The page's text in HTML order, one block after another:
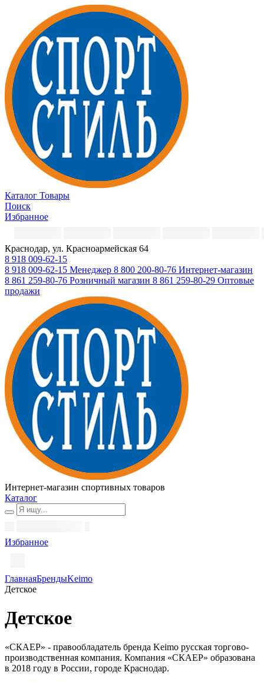
Каталог Товары
Поиск
Избранное
Краснодар, ул. Красноармейская 64
8 918 009-62-15
8 918 009-62-15 Менеджер 8 800 200-80-76 Интернет-магазин
8 861 259-80-76 Розничный магазин 8 861 259-80-29 Оптовые
продажи
Интернет-магазин спортивных товаров
Каталог
Избранное
ГлавнаяБрендыKeimo
Детское
Детское
«СКАЕР» - правообладатель бренда Keimo русская торгово-
производственная компания. Компания «СКАЕР» образована
в 2018 году в России, городе Краснодар.